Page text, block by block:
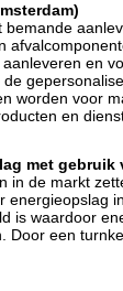
bemande
en
de
worden voor
en
met gebruik
in de markt
energieopslag
is waardoor
Door een